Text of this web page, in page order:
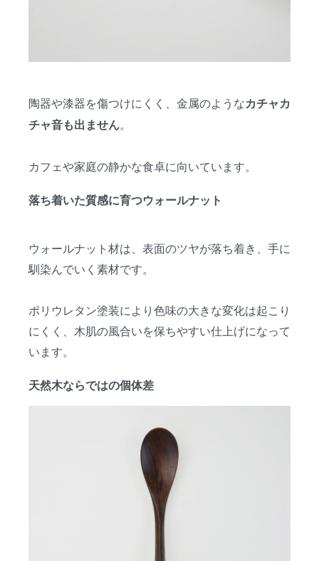
陶器や漆器を傷つけにくく、金属のようなカチャカ
チャ音も出ません。
カフェや家庭の静かな食卓に向いています。
落ち着いた質感に育つウォールナット
ウォールナット材は、表面のツヤが落ち着き、手に
馴染んでいく素材です。
ポリウレタン塗装により色味の大きな変化は起こり
にくく、木肌の風合いを保ちやすい仕上げになって
います。
天然木ならではの個体差